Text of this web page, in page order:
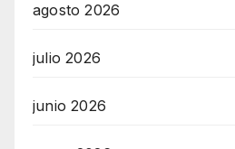
agosto 2026
julio 2026
junio 2026